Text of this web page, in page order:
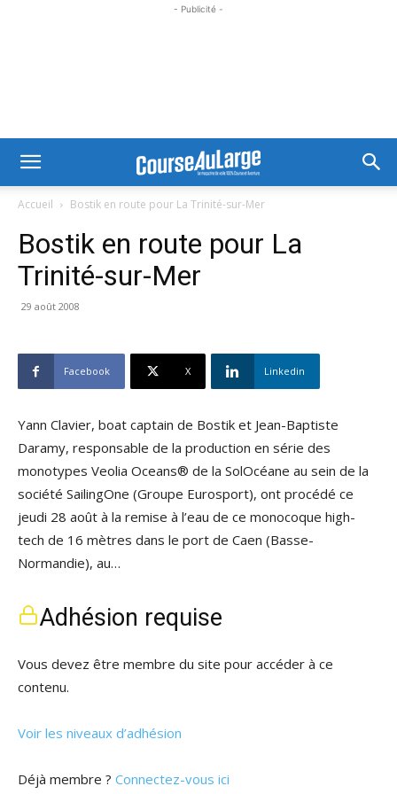
- Publicité -
Accueil Bostik en route pour La Trinité-sur-Mer
Bostik en route pour La
Trinité-sur-Mer
29 août 2008
Facebook X Linkedin
Yann Clavier, boat captain de Bostik et Jean-Baptiste
Daramy, responsable de la production en série des
monotypes Veolia Oceans® de la SolOcéane au sein de la
société SailingOne (Groupe Eurosport), ont procédé ce
jeudi 28 août à la remise à l’eau de ce monocoque high-
tech de 16 mètres dans le port de Caen (Basse-
Normandie), au…
Adhésion requise
Vous devez être membre du site pour accéder à ce
contenu.
Voir les niveaux d’adhésion
Déjà membre ? Connectez-vous ici